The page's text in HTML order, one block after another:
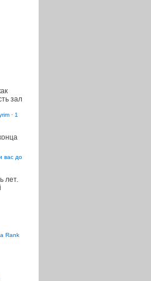
зал
· 1
вас до
лет.
Rank